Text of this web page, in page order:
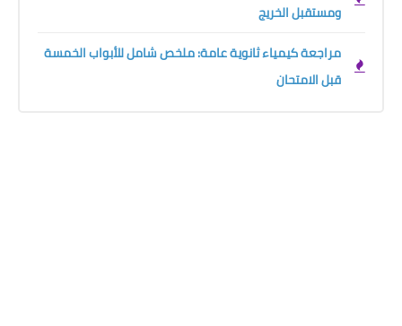
ومستقبل الخريج
مراجعة كيمياء ثانوية عامة: ملخص شامل للأبواب الخمسة
قبل الامتحان